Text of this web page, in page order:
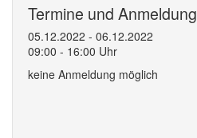
Termine und Anmeldung
05.12.2022 - 06.12.2022
09:00 - 16:00 Uhr
keine Anmeldung möglich